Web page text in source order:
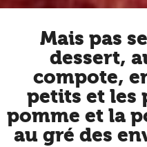
Mais pas
dessert,
compote,
petits et les
pomme et la
au gré des